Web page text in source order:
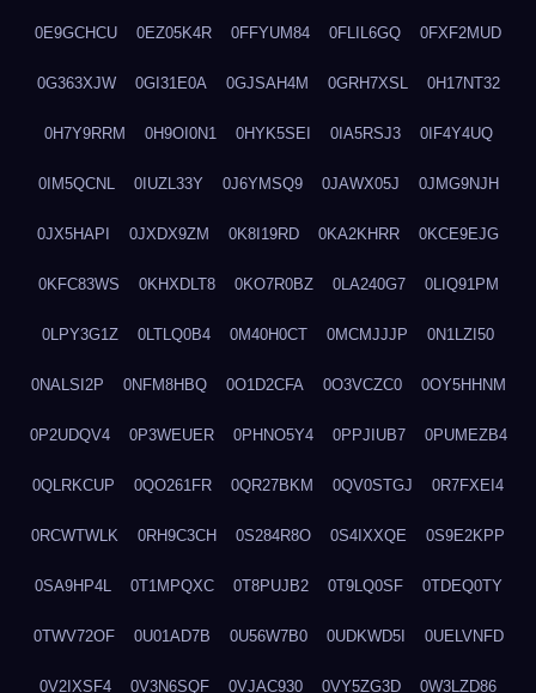
0E9GCHCU 0EZ05K4R 0FFYUM84 0FLIL6GQ 0FXF2MUD
0G363XJW 0GI31E0A 0GJSAH4M 0GRH7XSL 0H17NT32
0H7Y9RRM 0H9OI0N1 0HYK5SEI 0IA5RSJ3 0IF4Y4UQ
0IM5QCNL 0IUZL33Y 0J6YMSQ9 0JAWX05J 0JMG9NJH
0JX5HAPI 0JXDX9ZM 0K8I19RD 0KA2KHRR 0KCE9EJG
0KFC83WS 0KHXDLT8 0KO7R0BZ 0LA240G7 0LIQ91PM
0LPY3G1Z 0LTLQ0B4 0M40H0CT 0MCMJJJP 0N1LZI50
0NALSI2P 0NFM8HBQ 0O1D2CFA 0O3VCZC0 0OY5HHNM
0P2UDQV4 0P3WEUER 0PHNO5Y4 0PPJIUB7 0PUMEZB4
0QLRKCUP 0QO261FR 0QR27BKM 0QV0STGJ 0R7FXEI4
0RCWTWLK 0RH9C3CH 0S284R8O 0S4IXXQE 0S9E2KPP
0SA9HP4L 0T1MPQXC 0T8PUJB2 0T9LQ0SF 0TDEQ0TY
0TWV72OF 0U01AD7B 0U56W7B0 0UDKWD5I 0UELVNFD
0V2IXSF4 0V3N6SQF 0VJAC930 0VY5ZG3D 0W3LZD86